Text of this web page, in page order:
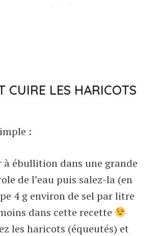
CUIRE LES HARICOTS
:
à ébullition dans une grande
de l’eau puis salez-la (en
4 g environ de sel par litre
dans cette recette
les haricots (équeutés) et